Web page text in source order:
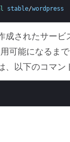
stable/wordpress
成されたサービ
可能になるま
、以下のコマン